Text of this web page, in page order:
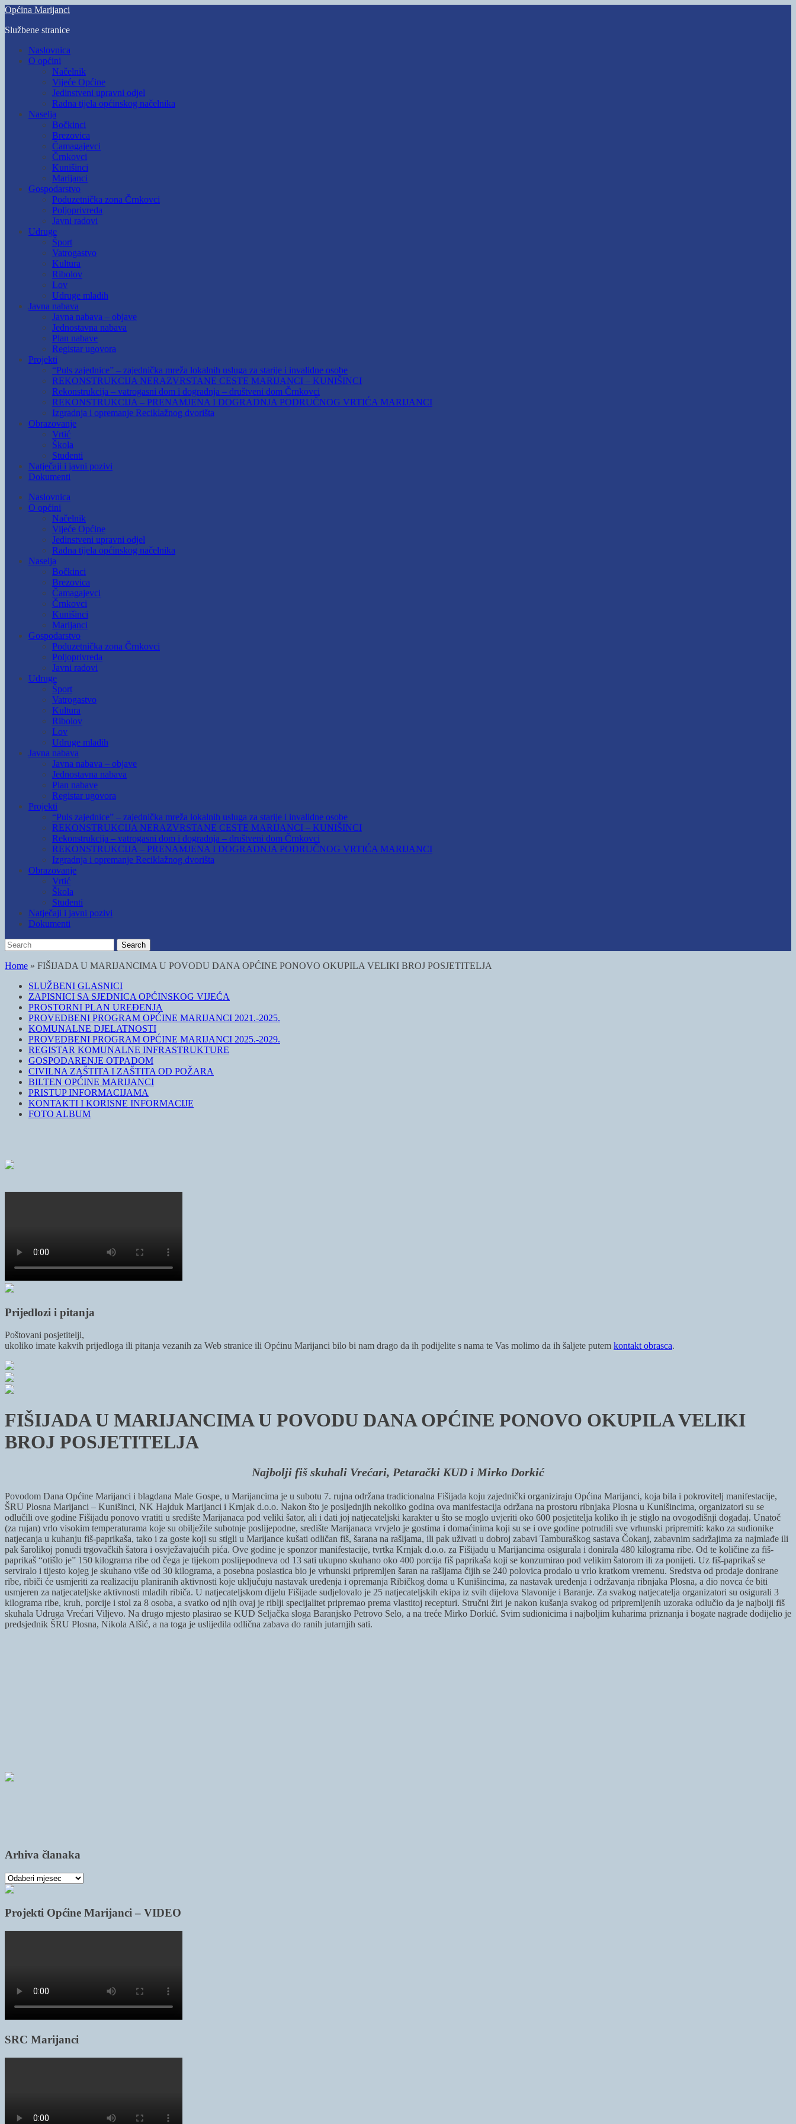
Skip
main
Općina Marijanci
Službene stranice
Toggle
mobile
Naslovnica
O općini
Načelnik
Vijeće Općine
Jedinstveni upravni odjel
Radna tijela općinskog načelnika
Naselja
Bočkinci
Brezovica
Čamagajevci
Črnkovci
Kunišinci
Marijanci
Gospodarstvo
Poduzetnička zona Črnkovci
Poljoprivreda
Javni radovi
Udruge
Šport
Vatrogastvo
Kultura
Ribolov
Lov
Udruge mladih
Javna nabava
Javna nabava – objave
Jednostavna nabava
Plan nabave
Registar ugovora
Projekti
“Puls zajednice” – zajednička mreža lokalnih usluga za starije i invalidne osobe
REKONSTRUKCIJA NERAZVRSTANE CESTE MARIJANCI – KUNIŠINCI
Rekonstrukcija – vatrogasni dom i dogradnja – društveni dom Črnkovci
REKONSTRUKCIJA – PRENAMJENA I DOGRADNJA PODRUČNOG VRTIĆA MARIJANCI
Izgradnja i opremanje Reciklažnog dvorišta
Obrazovanje
Vrtić
Škola
Studenti
Natječaji i javni pozivi
Dokumenti
Naslovnica
O općini
Načelnik
Vijeće Općine
Jedinstveni upravni odjel
Radna tijela općinskog načelnika
Naselja
Bočkinci
Brezovica
Čamagajevci
Črnkovci
Kunišinci
Marijanci
Gospodarstvo
Poduzetnička zona Črnkovci
Poljoprivreda
Javni radovi
Udruge
Šport
Vatrogastvo
Kultura
Ribolov
Lov
Udruge mladih
Javna nabava
Javna nabava – objave
Jednostavna nabava
Plan nabave
Registar ugovora
Projekti
“Puls zajednice” – zajednička mreža lokalnih usluga za starije i invalidne osobe
REKONSTRUKCIJA NERAZVRSTANE CESTE MARIJANCI – KUNIŠINCI
Rekonstrukcija – vatrogasni dom i dogradnja – društveni dom Črnkovci
REKONSTRUKCIJA – PRENAMJENA I DOGRADNJA PODRUČNOG VRTIĆA MARIJANCI
Izgradnja i opremanje Reciklažnog dvorišta
Obrazovanje
Vrtić
Škola
Studenti
Natječaji i javni pozivi
Dokumenti
Search
for:
Search
Home » FIŠIJADA U MARIJANCIMA U POVODU DANA OPĆINE PONOVO OKUPILA VELIKI BROJ POSJETITELJA
SLUŽBENI GLASNICI
ZAPISNICI SA SJEDNICA OPĆINSKOG VIJEĆA
PROSTORNI PLAN UREĐENJA
PROVEDBENI PROGRAM OPĆINE MARIJANCI 2021.-2025.
KOMUNALNE DJELATNOSTI
PROVEDBENI PROGRAM OPĆINE MARIJANCI 2025.-2029.
REGISTAR KOMUNALNE INFRASTRUKTURE
GOSPODARENJE OTPADOM
CIVILNA ZAŠTITA I ZAŠTITA OD POŽARA
BILTEN OPĆINE MARIJANCI
PRISTUP INFORMACIJAMA
KONTAKTI I KORISNE INFORMACIJE
FOTO ALBUM
Prijedlozi i pitanja
Poštovani posjetitelji,
ukoliko imate kakvih prijedloga ili pitanja vezanih za Web stranice ili Općinu Marijanci bilo bi nam drago da ih podijelite s nama te Vas molimo da ih šaljete putem kontakt obrasca.
FIŠIJADA U MARIJANCIMA U POVODU DANA OPĆINE PONOVO OKUPILA VELIKI
BROJ POSJETITELJA
Najbolji fiš skuhali Vrećari, Petarački KUD i Mirko Dorkić
Povodom Dana Općine Marijanci i blagdana Male Gospe, u Marijancima je u subotu 7. rujna održana tradicionalna Fišijada koju zajednički organiziraju Općina Marijanci, koja bila i pokrovitelj manifestacije,
ŠRU Plosna Marijanci – Kunišinci, NK Hajduk Marijanci i Krnjak d.o.o. Nakon što je posljednjih nekoliko godina ova manifestacija održana na prostoru ribnjaka Plosna u Kunišincima, organizatori su se
odlučili ove godine Fišijadu ponovo vratiti u središte Marijanaca pod veliki šator, ali i dati joj natjecateljski karakter u što se moglo uvjeriti oko 600 posjetitelja koliko ih je stiglo na ovogodišnji događaj. Unatoč
(za rujan) vrlo visokim temperaturama koje su obilježile subotnje poslijepodne, središte Marijanaca vrvjelo je gostima i domaćinima koji su se i ove godine potrudili sve vrhunski pripremiti: kako za sudionike
natjecanja u kuhanju fiš-paprikaša, tako i za goste koji su stigli u Marijance kušati odličan fiš, šarana na rašljama, ili pak uživati u dobroj zabavi Tamburaškog sastava Čokanj, zabavnim sadržajima za najmlađe ili
pak šarolikoj ponudi trgovačkih šatora i osvježavajućih pića. Ove godine je sponzor manifestacije, tvrtka Krnjak d.o.o. za Fišijadu u Marijancima osigurala i donirala 480 kilograma ribe. Od te količine za fiš-
paprikaš “otišlo je” 150 kilograma ribe od čega je tijekom poslijepodneva od 13 sati ukupno skuhano oko 400 porcija fiš paprikaša koji se konzumirao pod velikim šatorom ili za ponijeti. Uz fiš-paprikaš se
serviralo i tijesto kojeg je skuhano više od 30 kilograma, a posebna poslastica bio je vrhunski pripremljen šaran na rašljama čijih se 240 polovica prodalo u vrlo kratkom vremenu. Sredstva od prodaje donirane
ribe, ribiči će usmjeriti za realizaciju planiranih aktivnosti koje uključuju nastavak uređenja i opremanja Ribičkog doma u Kunišincima, za nastavak uređenja i održavanja ribnjaka Plosna, a dio novca će biti
usmjeren za natjecateljske aktivnosti mladih ribiča. U natjecateljskom dijelu Fišijade sudjelovalo je 25 natjecateljskih ekipa iz svih dijelova Slavonije i Baranje. Za svakog natjecatelja organizatori su osigurali 3
kilograma ribe, kruh, porcije i stol za 8 osoba, a svatko od njih ovaj je riblji specijalitet pripremao prema vlastitoj recepturi. Stručni žiri je nakon kušanja svakog od pripremljenih uzoraka odlučio da je najbolji fiš
skuhala Udruga Vrećari Viljevo. Na drugo mjesto plasirao se KUD Seljačka sloga Baranjsko Petrovo Selo, a na treće Mirko Dorkić. Svim sudionicima i najboljim kuharima priznanja i bogate nagrade dodijelio je
predsjednik ŠRU Plosna, Nikola Alšić, a na toga je uslijedila odlična zabava do ranih jutarnjih sati.
Arhiva članaka
Arhiva
članaka
Projekti Općine Marijanci – VIDEO
SRC Marijanci